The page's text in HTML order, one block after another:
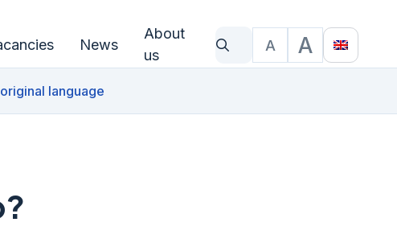
News
About
us
What are you looking for?
Text size
A A
language